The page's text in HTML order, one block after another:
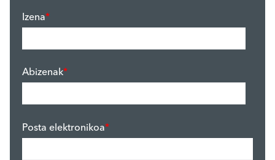
Izena*
Abizenak*
Posta elektronikoa*